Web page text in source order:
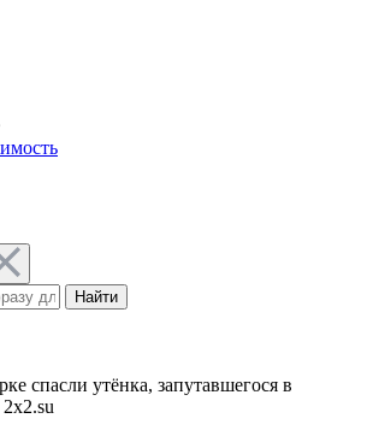
Найти
спасли утёнка, запутавшегося в